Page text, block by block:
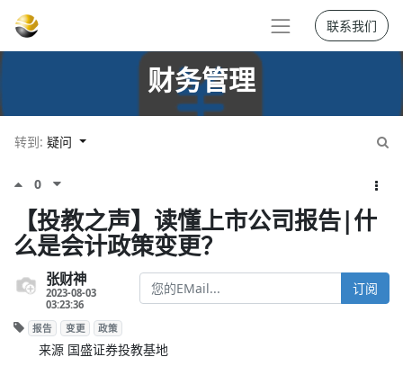
联系我们
财务管理
转到: 疑问
0
【投教之声】读懂上市公司报告|什
么是会计政策变更？
张财神
2023-08-03
03:23:36
订阅
报告 变更 政策
来源 国盛证券投教基地